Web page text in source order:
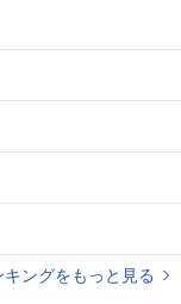
ングをもっと見る